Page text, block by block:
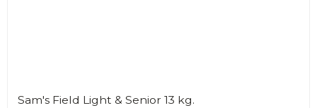
Sam's Field Light & Senior 13 kg.